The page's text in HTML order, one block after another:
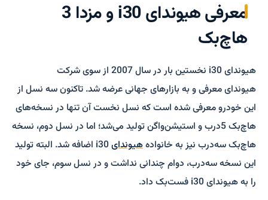
معرفی هیوندای i30 و مزدا 3
هاچ‌بک
هیوندای i30 نخستین بار در سال 2007 از سوی شرکت
هیوندای معرفی و به بازارهای جهانی عرضه شد. تاکنون سه نسل از
این خودرو معرفی شده است که نسل نخست آن تنها در نسخه‌های
هاچ‌بک 5درب و استیشن‌واگن تولید می‌شد؛ اما در نسل دوم، نسخه
هاچ‌بک سه‌درب نیز به خانوادههیوندای
i30 اضافه شد. البته تولید
این نسخه سه‌درب، دوام چندانی نداشت و در نسل سوم، جای خود
را به هیوندای i30 فست‌بک داد.